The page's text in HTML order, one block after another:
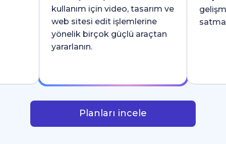
kullanım için video, tasarım ve
web sitesi edit işlemlerine
yönelik birçok güçlü araçtan
yararlanın.
satma
Planları incele